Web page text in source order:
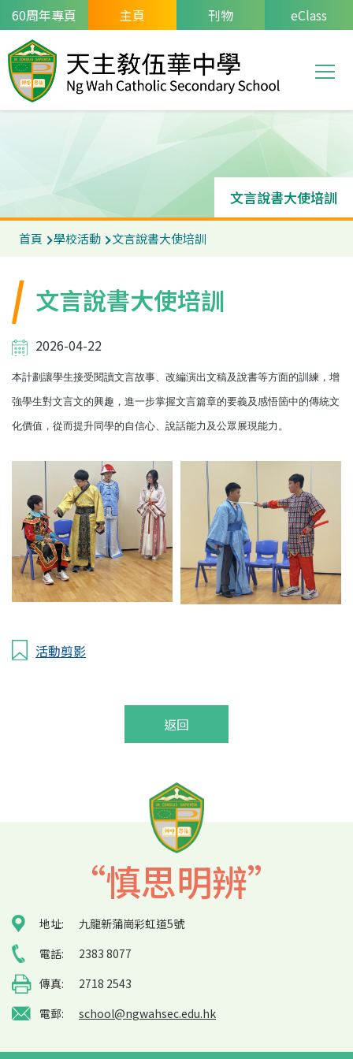
移至主內容
60周年專頁 主頁 刊物 eClass
Main
文言說書大使培訓
導
連
結
首頁 學校活動 文言說書大使培訓
文言說書大使培訓
2026-04-22
本計劃讓學生接受閱讀文言故事、改編演出文稿及說書等方面的訓練，增
強學生對文言文的興趣，進一步掌握文言篇章的要義及感悟箇中的傳統文
化價值，從而提升同學的自信心、說話能力及公眾展現能力。
活動剪影
返回
“慎思明辨”
地址:
九龍新蒲崗彩虹道5號
電話:
2383 8077
傳真:
2718 2543
電郵:
school@ngwahsec.edu.hk